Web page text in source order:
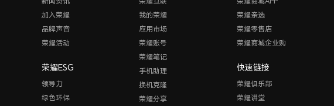
加入荣耀
品牌声音
荣耀活动
荣耀ESG
领导力
绿色环保
我的荣耀
应用市场
荣耀账号
荣耀笔记
手机助理
换机克隆
荣耀分享
荣耀亲选
荣耀零售店
荣耀商城企业购
快速链接
荣耀俱乐部
荣耀讲堂